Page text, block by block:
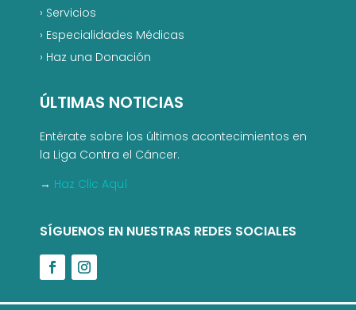
› Servicios
› Especialidades Médicas
› Haz una Donación
ÚLTIMAS NOTICIAS
Entérate sobre los últimos acontecimientos en
la Liga Contra el Cáncer.
→ Haz Clic Aquí
SÍGUENOS EN NUESTRAS REDES SOCIALES